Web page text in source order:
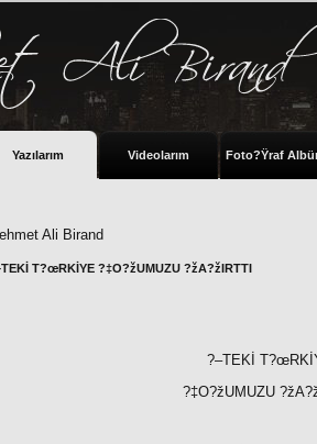
Yazılarım Videolarım Foto?Ÿraf
Ali Birand
T?œRKİYE ?‡O?žUMUZU ?žA?žIRTTI
?–TEKİ
?‡O?žUMUZU